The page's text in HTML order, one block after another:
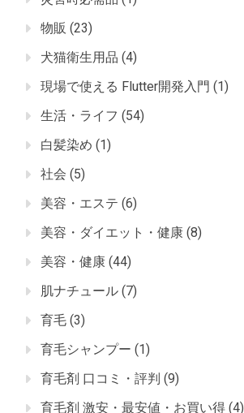
物販 (23)
犬猫衛生用品 (4)
現場で使える Flutter開発入門 (1)
生活・ライフ (54)
白髪染め (1)
社会 (5)
美容・エステ (6)
美容・ダイエット・健康 (8)
美容・健康 (44)
肌ナチュール (7)
育毛 (3)
育毛シャンプー (1)
育毛剤 口コミ・評判 (9)
育毛剤 激安・最安値・お買い得 (4)